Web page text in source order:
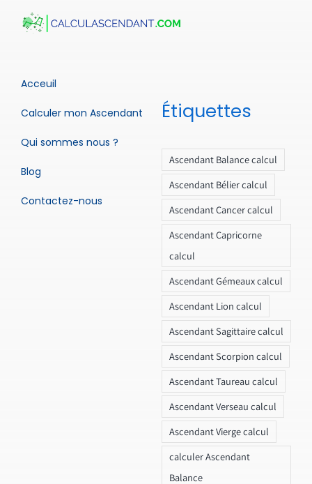
Acceuil
Calculer mon Ascendant
Qui sommes nous ?
Blog
Contactez-nous
Étiquettes
Ascendant Balance calcul
Ascendant Bélier calcul
Ascendant Cancer calcul
Ascendant Capricorne
calcul
Ascendant Gémeaux calcul
Ascendant Lion calcul
Ascendant Sagittaire calcul
Ascendant Scorpion calcul
Ascendant Taureau calcul
Ascendant Verseau calcul
Ascendant Vierge calcul
calculer Ascendant
Balance